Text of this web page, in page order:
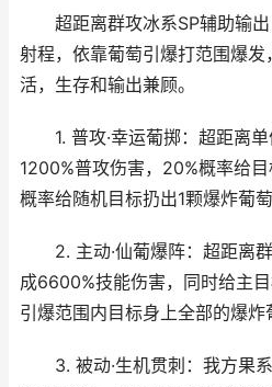
超距离群攻冰系SP辅助输出
射程，依靠葡萄引爆打范围爆
活，生存和输出兼顾。
1. 普攻·幸运葡掷：超距离单
1200%普攻伤害，20%概率给
概率给随机目标扔出1颗爆炸葡萄
2. 主动·仙葡爆阵：超距离群
成6600%技能伤害，同时给主
引爆范围内目标身上全部的爆炸
3. 被动·生机贯刺：我方果系